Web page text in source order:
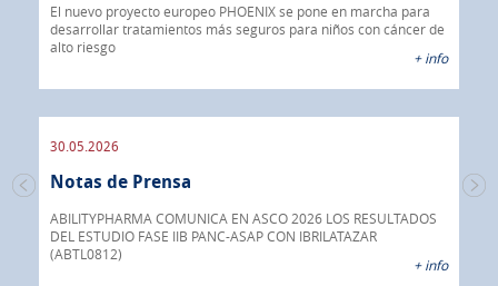
El nuevo proyecto europeo PHOENIX se pone en marcha para
desarrollar tratamientos más seguros para niños con cáncer de
alto riesgo
+ info
30.05.2026
Notas de Prensa
ABILITYPHARMA COMUNICA EN ASCO 2026 LOS RESULTADOS
DEL ESTUDIO FASE IIB PANC-ASAP CON IBRILATAZAR
(ABTL0812)
+ info